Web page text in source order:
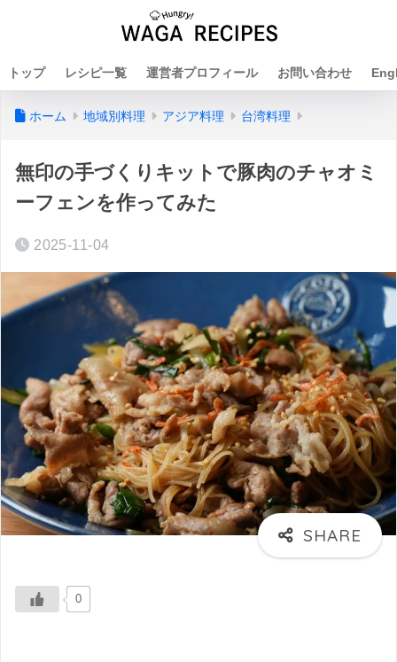
トップ レシピ一覧 運営者プロフィール お問い合わせ
ホーム 地域別料理 アジア料理 台湾料理
無印の手づくりキットで豚肉のチャオミ
ーフェンを作ってみた
2025-11-04
0